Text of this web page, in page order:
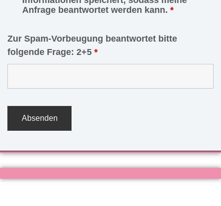
Anfrage beantwortet werden kann. *
Zur Spam-Vorbeugung beantwortet bitte
folgende Frage: 2+5 *